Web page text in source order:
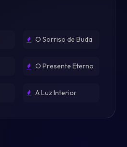
O Sorriso de Buda
O Presente Eterno
A Luz Interior